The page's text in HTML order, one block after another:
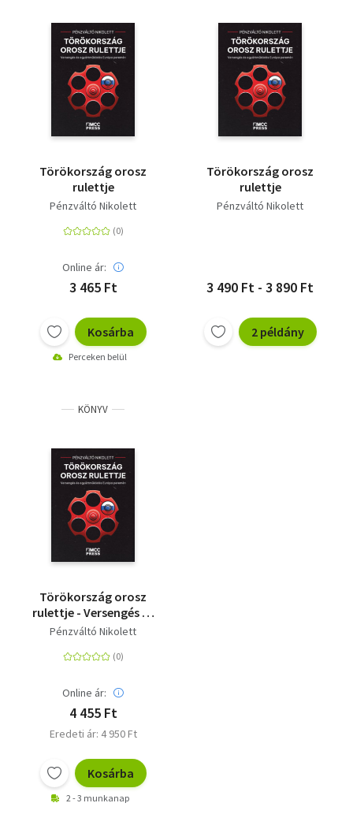
Társadalomtudomány
Természettudomány
Történelem
Törökország orosz
rulettje
Pénzváltó Nikolett
Online ár:
3 465 Ft
Kosárba
Perceken belül
Törökország orosz
rulettje
Pénzváltó Nikolett
3 490 Ft - 3 890 Ft
2 példány
KÖNYV
Törökország orosz
rulettje - Versengés és
együttműködés
Pénzváltó Nikolett
Online ár:
4 455 Ft
Eredeti ár: 4 950 Ft
Kosárba
2 - 3 munkanap